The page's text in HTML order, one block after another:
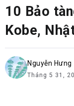
10 Bảo
Kobe,
Nguyễn Hưng
Tháng 5 31,